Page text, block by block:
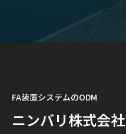
FA装置システムのODM
ニンバリ株式会社